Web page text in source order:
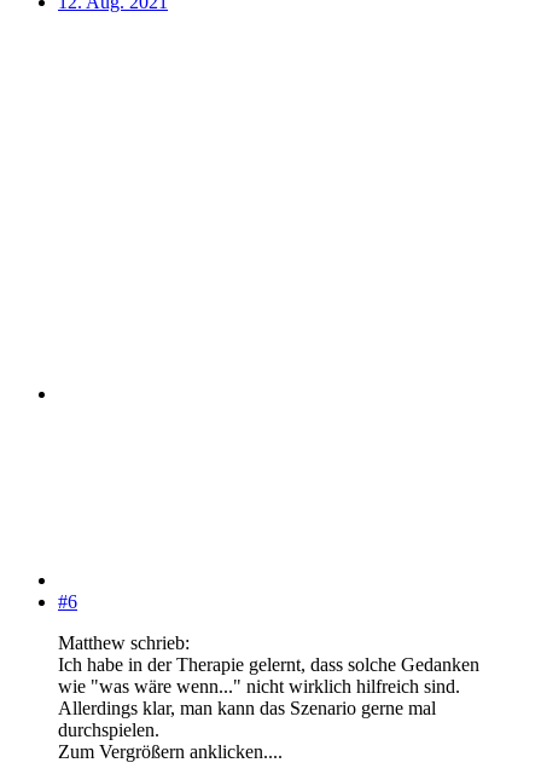
#6
Matthew schrieb:
Ich habe in der Therapie gelernt, dass solche Gedanken
wie "was wäre wenn..." nicht wirklich hilfreich sind.
Allerdings klar, man kann das Szenario gerne mal
durchspielen.
Zum Vergrößern anklicken....